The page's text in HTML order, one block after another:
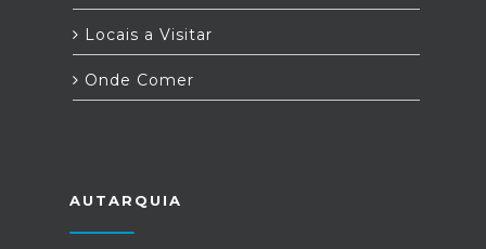
Locais a Visitar
Onde Comer
AUTARQUIA